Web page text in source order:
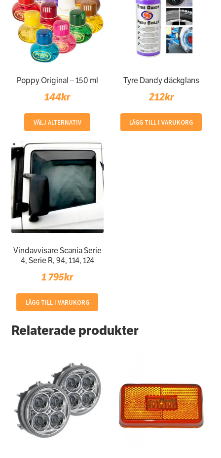
Poppy Original – 150 ml
144kr
VÄLJ ALTERNATIV
här
produkten
har
flera
varianter.
De
olika
alternativen
kan
på
Tyre Dandy däckglans
212kr
LÄGG TILL I VARUKORG
Vindavvisare Scania Serie
4, Serie R, 94, 114, 124
1 795kr
LÄGG TILL I VARUKORG
Relaterade produkter